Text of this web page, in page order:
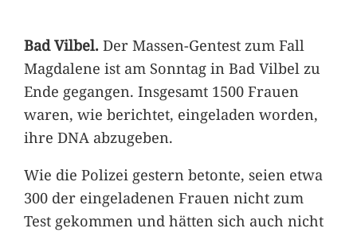
Bad Vilbel.Der Massen-Gentest zum Fall
Magdalene ist am Sonntag in Bad Vilbel zu
Ende gegangen. Insgesamt 1500 Frauen
waren, wie berichtet, eingeladen worden,
ihre DNA abzugeben.
Wie die Polizei gestern betonte, seien etwa
300 der eingeladenen Frauen nicht zum
Test gekommen und hätten sich auch nicht